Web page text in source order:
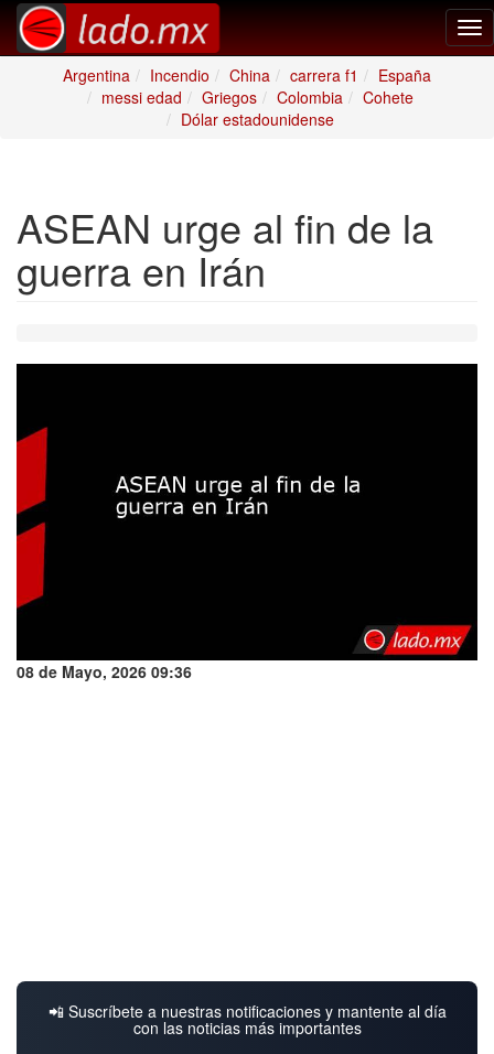
Argentina
Incendio China carrera f1
España
messi edad
Griegos Colombia
Cohete
Dólar estadounidense
ASEAN urge al fin de la
guerra en Irán
08 de Mayo, 2026 09:36
📲 Suscríbete a nuestras notificaciones y mantente al día
con las noticias más importantes